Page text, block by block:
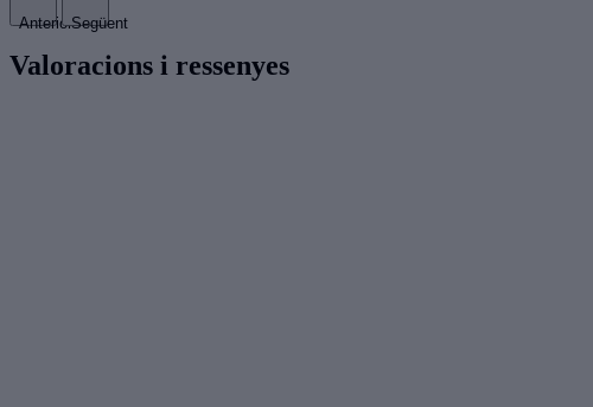
AnteriorSegüent
Valoracions i ressenyes